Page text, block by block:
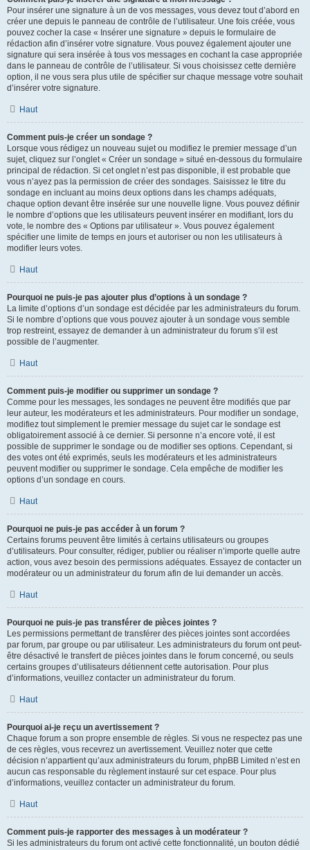
Pour insérer une signature à un de vos messages, vous devez tout d’abord en
créer une depuis le panneau de contrôle de l’utilisateur. Une fois créée, vous
pouvez cocher la case « Insérer une signature » depuis le formulaire de
rédaction afin d’insérer votre signature. Vous pouvez également ajouter une
signature qui sera insérée à tous vos messages en cochant la case appropriée
dans le panneau de contrôle de l’utilisateur. Si vous choisissez cette dernière
option, il ne vous sera plus utile de spécifier sur chaque message votre souhait
d’insérer votre signature.
Haut
Comment puis-je créer un sondage ?
Lorsque vous rédigez un nouveau sujet ou modifiez le premier message d’un
sujet, cliquez sur l’onglet « Créer un sondage » situé en-dessous du formulaire
principal de rédaction. Si cet onglet n’est pas disponible, il est probable que
vous n’ayez pas la permission de créer des sondages. Saisissez le titre du
sondage en incluant au moins deux options dans les champs adéquats,
chaque option devant être insérée sur une nouvelle ligne. Vous pouvez définir
le nombre d’options que les utilisateurs peuvent insérer en modifiant, lors du
vote, le nombre des « Options par utilisateur ». Vous pouvez également
spécifier une limite de temps en jours et autoriser ou non les utilisateurs à
modifier leurs votes.
Haut
Pourquoi ne puis-je pas ajouter plus d’options à un sondage ?
La limite d’options d’un sondage est décidée par les administrateurs du forum.
Si le nombre d’options que vous pouvez ajouter à un sondage vous semble
trop restreint, essayez de demander à un administrateur du forum s’il est
possible de l’augmenter.
Haut
Comment puis-je modifier ou supprimer un sondage ?
Comme pour les messages, les sondages ne peuvent être modifiés que par
leur auteur, les modérateurs et les administrateurs. Pour modifier un sondage,
modifiez tout simplement le premier message du sujet car le sondage est
obligatoirement associé à ce dernier. Si personne n’a encore voté, il est
possible de supprimer le sondage ou de modifier ses options. Cependant, si
des votes ont été exprimés, seuls les modérateurs et les administrateurs
peuvent modifier ou supprimer le sondage. Cela empêche de modifier les
options d’un sondage en cours.
Haut
Pourquoi ne puis-je pas accéder à un forum ?
Certains forums peuvent être limités à certains utilisateurs ou groupes
d’utilisateurs. Pour consulter, rédiger, publier ou réaliser n’importe quelle autre
action, vous avez besoin des permissions adéquates. Essayez de contacter un
modérateur ou un administrateur du forum afin de lui demander un accès.
Haut
Pourquoi ne puis-je pas transférer de pièces jointes ?
Les permissions permettant de transférer des pièces jointes sont accordées
par forum, par groupe ou par utilisateur. Les administrateurs du forum ont peut-
être désactivé le transfert de pièces jointes dans le forum concerné, ou seuls
certains groupes d’utilisateurs détiennent cette autorisation. Pour plus
d’informations, veuillez contacter un administrateur du forum.
Haut
Pourquoi ai-je reçu un avertissement ?
Chaque forum a son propre ensemble de règles. Si vous ne respectez pas une
de ces règles, vous recevrez un avertissement. Veuillez noter que cette
décision n’appartient qu’aux administrateurs du forum, phpBB Limited n’est en
aucun cas responsable du règlement instauré sur cet espace. Pour plus
d’informations, veuillez contacter un administrateur du forum.
Haut
Comment puis-je rapporter des messages à un modérateur ?
Si les administrateurs du forum ont activé cette fonctionnalité, un bouton dédié